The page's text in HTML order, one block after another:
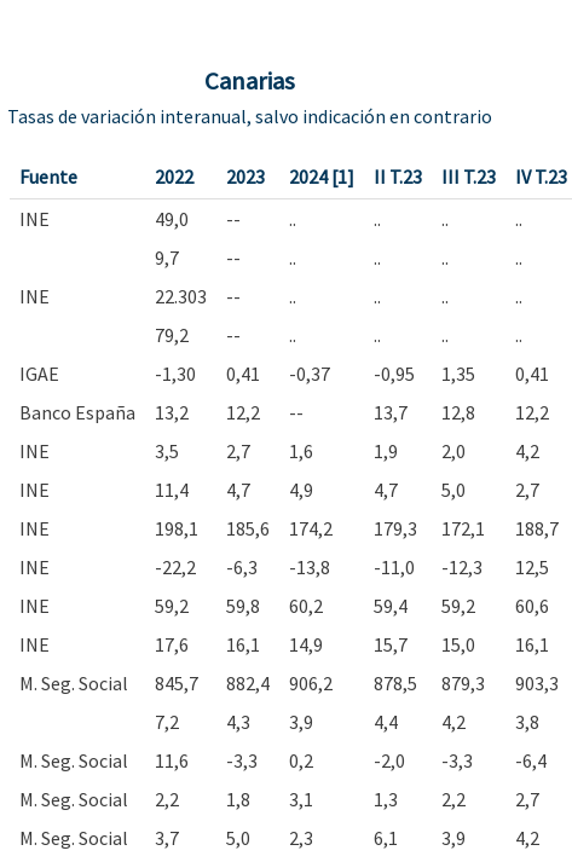
Canarias
Tasas de variación interanual, salvo indicación en contrario
Fuente 2022 2023 2024 [1] II T.23 III T.23 IV T.23
INE 49,0 -- .. .. .. ..
9,7 -- .. .. .. ..
INE 22.303 -- .. .. .. ..
79,2 -- .. .. .. ..
IGAE -1,30 0,41 -0,37 -0,95 1,35 0,41
Banco España 13,2 12,2 -- 13,7 12,8 12,2
INE 3,5 2,7 1,6 1,9 2,0 4,2
INE 11,4 4,7 4,9 4,7 5,0 2,7
INE 198,1 185,6 174,2 179,3 172,1 188,7
INE -22,2 -6,3 -13,8 -11,0 -12,3 12,5
INE 59,2 59,8 60,2 59,4 59,2 60,6
INE 17,6 16,1 14,9 15,7 15,0 16,1
M. Seg. Social 845,7 882,4 906,2 878,5 879,3 903,3
7,2 4,3 3,9 4,4 4,2 3,8
M. Seg. Social 11,6 -3,3 0,2 -2,0 -3,3 -6,4
M. Seg. Social 2,2 1,8 3,1 1,3 2,2 2,7
M. Seg. Social 3,7 5,0 2,3 6,1 3,9 4,2